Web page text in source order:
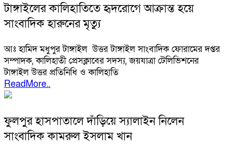
টাঙ্গাইলের কালিহাতিতে হৃদরোগে আক্রান্ত হয়ে
সাংবাদিক হারুনের মৃত্যু
আঃ হামিদ মধুপুর টাঙ্গাইল উত্তর টাঙ্গাইল সাংবাদিক ফোরামের দপ্তর
সম্পাদক, কালিহাতী প্রেসক্লাবের সদস্য, জয়যাত্রা টেলিভিশনের
টাঙ্গাইল উত্তর প্রতিনিধি ও কালিহাতি
ReadMore..
ফুলপুর হাসপাতালে দাঁড়িয়ে স্যালাইন নিলেন
সাংবাদিক কামরুল ইসলাম খান